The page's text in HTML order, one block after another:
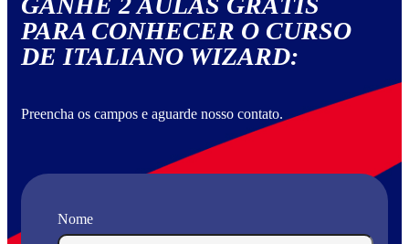
PARA CONHECER O CURSO
DE ITALIANO WIZARD:
Preencha os campos e aguarde nosso contato.
Nome